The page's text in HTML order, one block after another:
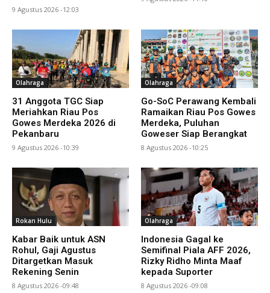
9 Agustus 2026 -12:03
Olahraga
31 Anggota TGC Siap
Meriahkan Riau Pos
Gowes Merdeka 2026 di
Pekanbaru
9 Agustus 2026 -10:39
Olahraga
Go-SoC Perawang Kembali
Ramaikan Riau Pos Gowes
Merdeka, Puluhan
Goweser Siap Berangkat
8 Agustus 2026 -10:25
Rokan Hulu
Kabar Baik untuk ASN
Rohul, Gaji Agustus
Ditargetkan Masuk
Rekening Senin
8 Agustus 2026 -09:48
Olahraga
Indonesia Gagal ke
Semifinal Piala AFF 2026,
Rizky Ridho Minta Maaf
kepada Suporter
8 Agustus 2026 -09:08